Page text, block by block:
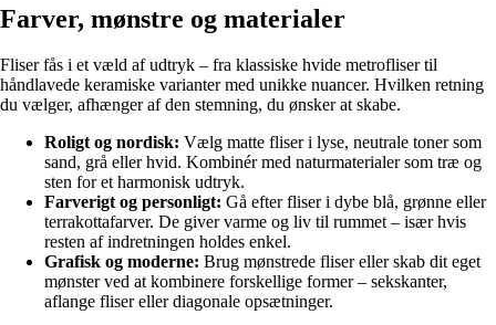
Farver, mønstre og materialer
Fliser fås i et væld af udtryk – fra klassiske hvide metrofliser til
håndlavede keramiske varianter med unikke nuancer. Hvilken retning
du vælger, afhænger af den stemning, du ønsker at skabe.
Roligt og nordisk: Vælg matte fliser i lyse, neutrale toner som
sand, grå eller hvid. Kombinér med naturmaterialer som træ og
sten for et harmonisk udtryk.
Farverigt og personligt: Gå efter fliser i dybe blå, grønne eller
terrakottafarver. De giver varme og liv til rummet – især hvis
resten af indretningen holdes enkel.
Grafisk og moderne: Brug mønstrede fliser eller skab dit eget
mønster ved at kombinere forskellige former – sekskanter,
aflange fliser eller diagonale opsætninger.